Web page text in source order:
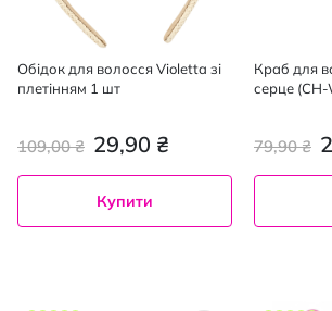
Обідок для волосся Violetta зі
плетінням 1 шт
29,90 ₴
109,00 ₴
Купити
Краб для
серце
79,90 ₴